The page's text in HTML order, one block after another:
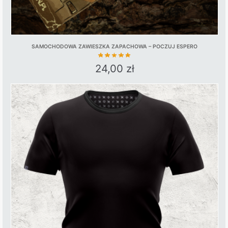
SAMOCHODOWA ZAWIESZKA ZAPACHOWA – POCZUJ ESPERO
24,00 zł